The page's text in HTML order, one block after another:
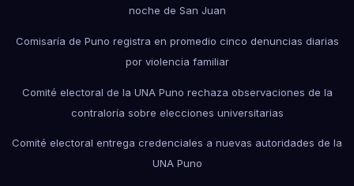
noche de San Juan
Comisaría de Puno registra en promedio cinco denuncias diarias
por violencia familiar
Comité electoral de la UNA Puno rechaza observaciones de la
contraloría sobre elecciones universitarias
Comité electoral entrega credenciales a nuevas autoridades de la
UNA Puno